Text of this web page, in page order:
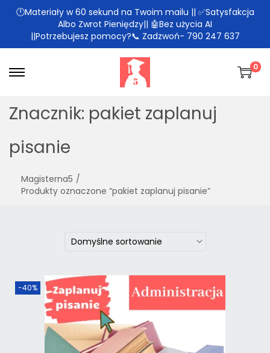
🕛Materiały w 60 sekund na Twoim mailu || ✅Satysfakcja
Albo Zwrot Pieniędzy|| 🤖Bez użycia AI
||Potrzebujesz pomocy?📞 Zadzwoń- 790 247 637
0
Znacznik: pakiet zaplanuj
pisanie
Magisterna5 /
Produkty oznaczone “pakiet zaplanuj pisanie”
-40%